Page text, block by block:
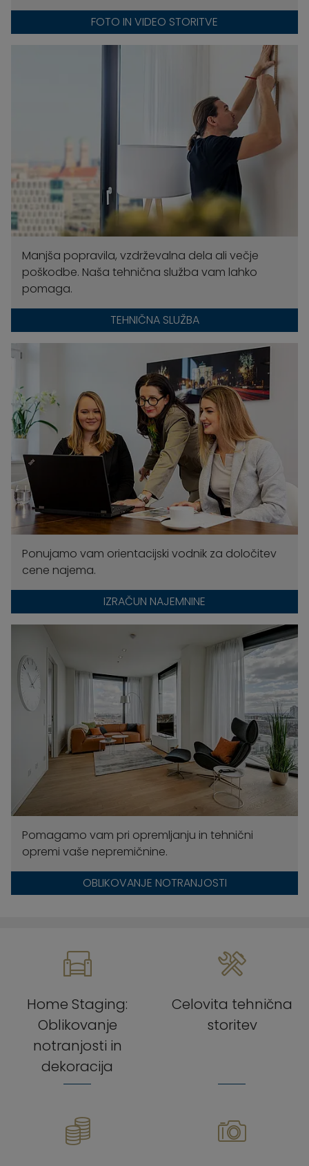
FOTO IN VIDEO STORITVE
Manjša popravila, vzdrževalna dela ali večje
poškodbe. Naša tehnična služba vam lahko
pomaga.
TEHNIČNA SLUŽBA
Ponujamo vam orientacijski vodnik za določitev
cene najema.
IZRAČUN NAJEMNINE
Pomagamo vam pri opremljanju in tehnični
opremi vaše nepremičnine.
OBLIKOVANJE NOTRANJOSTI
Home Staging:
Oblikovanje
notranjosti in
dekoracija
Celovita tehnična
storitev